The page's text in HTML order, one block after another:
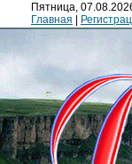
Пятница,
Главная